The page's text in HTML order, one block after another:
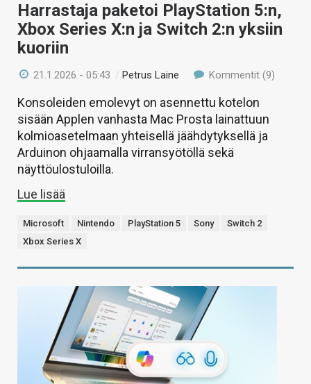
Harrastaja paketoi PlayStation 5:n,
Xbox Series X:n ja Switch 2:n yksiin
kuoriin
21.1.2026 - 05:43 /Petrus Laine Kommentit (9)
Konsoleiden emolevyt on asennettu kotelon
sisään Applen vanhasta Mac Prosta lainattuun
kolmioasetelmaan yhteisellä jäähdytyksellä ja
Arduinon ohjaamalla virransyötöllä sekä
näyttöulostuloilla.
Lue lisää
Microsoft Nintendo PlayStation 5 Sony
Switch 2
Xbox Series X